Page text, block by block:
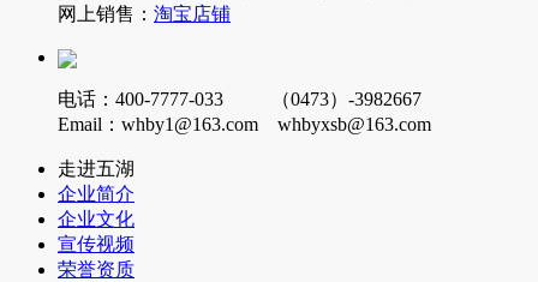
网上销售： 淘宝店铺
电话：400-7777-033 （0473）-3982667
Email：whby1@163.com whbyxsb@163.com
走进五湖
企业简介
企业文化
宣传视频
荣誉资质